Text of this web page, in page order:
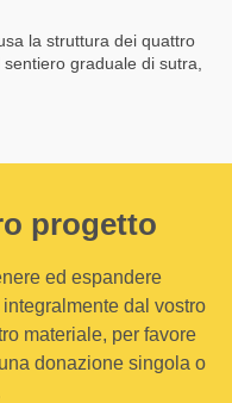
la struttura dei quattro
graduale di sutra,
progetto
ed espandere
dal vostro
materiale, per favore
donazione singola o